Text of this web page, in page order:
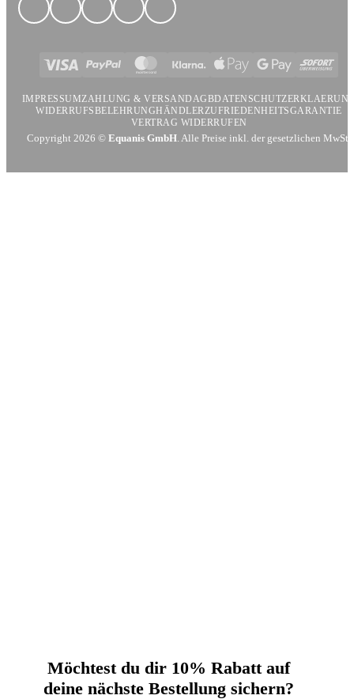
Visa PayPal MasterCardKlarna
Apple
Google
Sofort
IMPRESSUMZAHLUNG & VERSANDAGB
WIDERRUFSBELEHRUNGHÄNDLERZUFRIEDENHEITSGARANTIE
VERTRAG WIDERRUFEN
Copyright 2026 © Equanis GmbH. Alle Preise inkl. der gesetzlichen MwSt.
Möchtest du dir 10% Rabatt auf
deine nächste‬ Bestellung sichern?‬